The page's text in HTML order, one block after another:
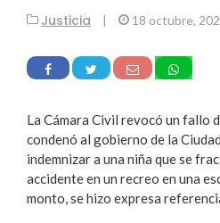
Justicia | 18 octubre,
La Cámara Civil revocó un fallo
condenó al gobierno de la
indemnizar a una niña que se
accidente en un recreo en una
monto, se hizo expresa